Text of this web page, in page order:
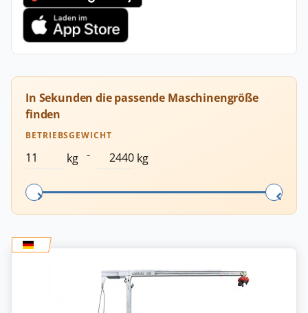
In Sekunden die passende Maschinengröße
finden
BETRIEBSGEWICHT
kg - kg